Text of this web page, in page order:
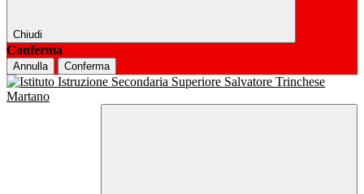
Chiudi
Conferma
Annulla Conferma